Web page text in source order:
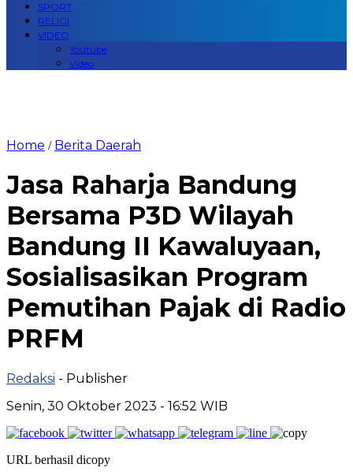
SPORT
RELIGI
VIDEO
Youtube
Video
Home / Berita Daerah
Jasa Raharja Bandung
Bersama P3D Wilayah
Bandung II Kawaluyaan,
Sosialisasikan Program
Pemutihan Pajak di Radio
PRFM
Redaksi - Publisher
Senin, 30 Oktober 2023 - 16:52 WIB
URL berhasil dicopy